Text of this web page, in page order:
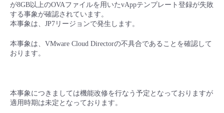
管理機能
すべてのメニューを見る
サポート
管理機能
IoT
モニタリング/監査
すべてのメニューを見る
- 新規お申し込み方法
- 初期設定・確認
- 登録情報の管理
- データと分析
- リモートワーク
故障/メンテナンス履歴
メンテナンス予定
パートナー
が8GB以上のOVAファイルを用いたvAppテンプレート登録が失敗
する事象が確認されています。
本事象は、JP7リージョンで発生します。
本事象は、VMware Cloud Directorの不具合であることを確認して
おります。
本事象につきましては機能改修を行なう予定となっておりますが
適用時期は未定となっております。